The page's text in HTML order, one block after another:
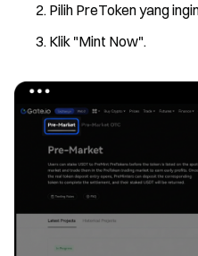
Pilih PreToken yang
Klik "Mint Now".